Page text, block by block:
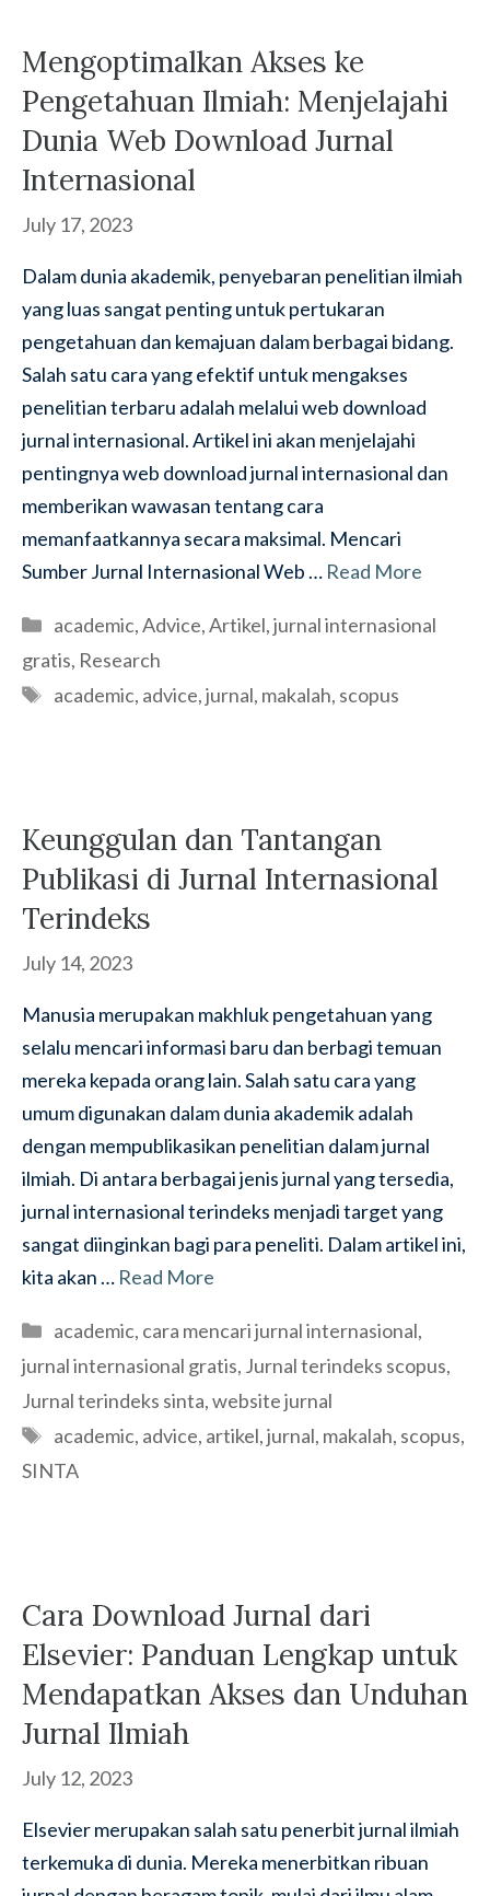
Mengoptimalkan Akses ke
Pengetahuan Ilmiah: Menjelajahi
Dunia Web Download Jurnal
Internasional
July 17, 2023
Dalam dunia akademik, penyebaran penelitian ilmiah
yang luas sangat penting untuk pertukaran
pengetahuan dan kemajuan dalam berbagai bidang.
Salah satu cara yang efektif untuk mengakses
penelitian terbaru adalah melalui web download
jurnal internasional. Artikel ini akan menjelajahi
pentingnya web download jurnal internasional dan
memberikan wawasan tentang cara
memanfaatkannya secara maksimal. Mencari
Sumber Jurnal Internasional Web … Read More
Categories
academic,Advice,Artikel,jurnal internasional
gratis, Research
Tags
academic, advice,jurnal, makalah, scopus
Keunggulan dan Tantangan
Publikasi di Jurnal Internasional
Terindeks
July 14, 2023
Manusia merupakan makhluk pengetahuan yang
selalu mencari informasi baru dan berbagi temuan
mereka kepada orang lain. Salah satu cara yang
umum digunakan dalam dunia akademik adalah
dengan mempublikasikan penelitian dalam jurnal
ilmiah. Di antara berbagai jenis jurnal yang tersedia,
jurnal internasional terindeks menjadi target yang
sangat diinginkan bagi para peneliti. Dalam artikel ini,
kita akan … Read More
Categories
academic, cara mencari jurnal internasional,
jurnal internasional gratis, Jurnal terindeks scopus,
Jurnal terindeks sinta,website jurnal
Tags
academic, advice, artikel,jurnal, makalah, scopus,
SINTA
Cara Download Jurnal dari
Elsevier: Panduan Lengkap untuk
Mendapatkan Akses dan Unduhan
Jurnal Ilmiah
July 12, 2023
Elsevier merupakan salah satu penerbit jurnal ilmiah
terkemuka di dunia. Mereka menerbitkan ribuan